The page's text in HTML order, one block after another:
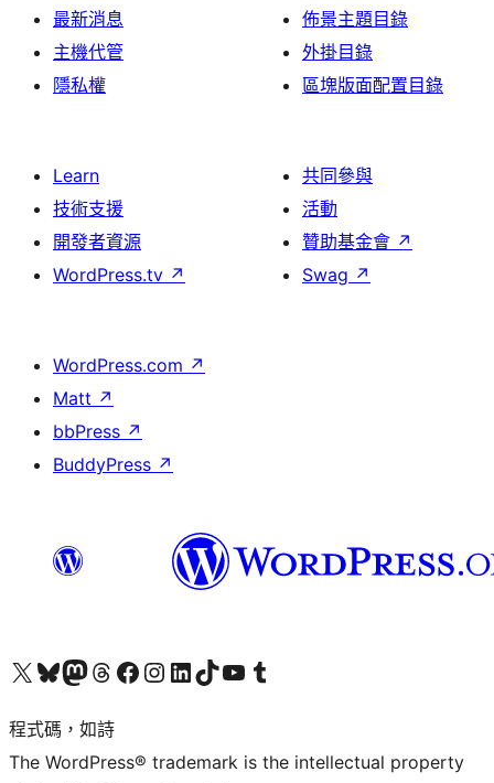
最新消息
主機代管
隱私權
佈景主題目錄
外掛目錄
區塊版面配置目錄
Learn
技術支援
開發者資源
WordPress.tv ↗
共同參與
活動
贊助基金會 ↗
Swag ↗
WordPress.com ↗
Matt ↗
bbPress ↗
BuddyPress ↗
查看我們的 X (之前的 Twitter) 帳號造訪我們的 Bluesky 帳號造訪我們的 Mastodon 帳號造訪我們的 Threads 帳號 造訪我們的 Facebook 粉絲專頁Visit our Instagram account
Visit our LinkedIn account
造訪我們的 TikTok 帳號Visit our YouTube channel
造訪我們的 Tumblr 帳號
程式碼，如詩
The WordPress® trademark is the intellectual property